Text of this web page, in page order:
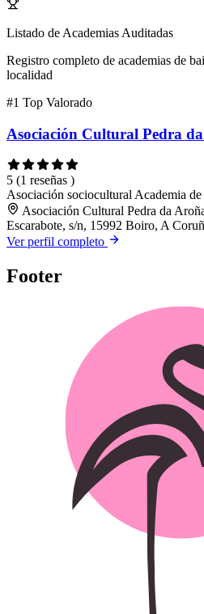
Listado de Academias Auditadas
Registro completo de academias de
localidad
#1 Top Valorado
Asociación Cultural Pedra
5 (1 reseñas )
Asociación sociocultural Academia
Asociación Cultural Pedra da
Escarabote, s/n, 15992 Boiro, A
Ver perfil completo
Footer